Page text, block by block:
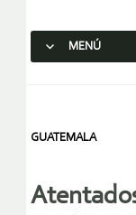
MENÚ
GUATEMALA